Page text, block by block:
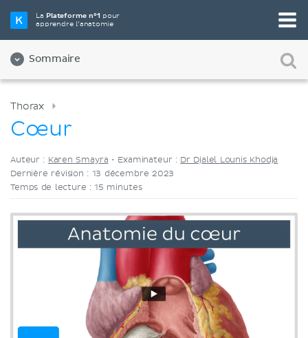
La Plateforme n°1 pour
apprendre l’anatomie
Sommaire
Choisissez votre outil d'étude préféré
Vidéos
Thorax
Cœur
Auteur : Karen Smayra • Examinateur : Dr Djalel Lounis Khodja
Dernière révision : 13 décembre 2023
Temps de lecture : 15 minutes